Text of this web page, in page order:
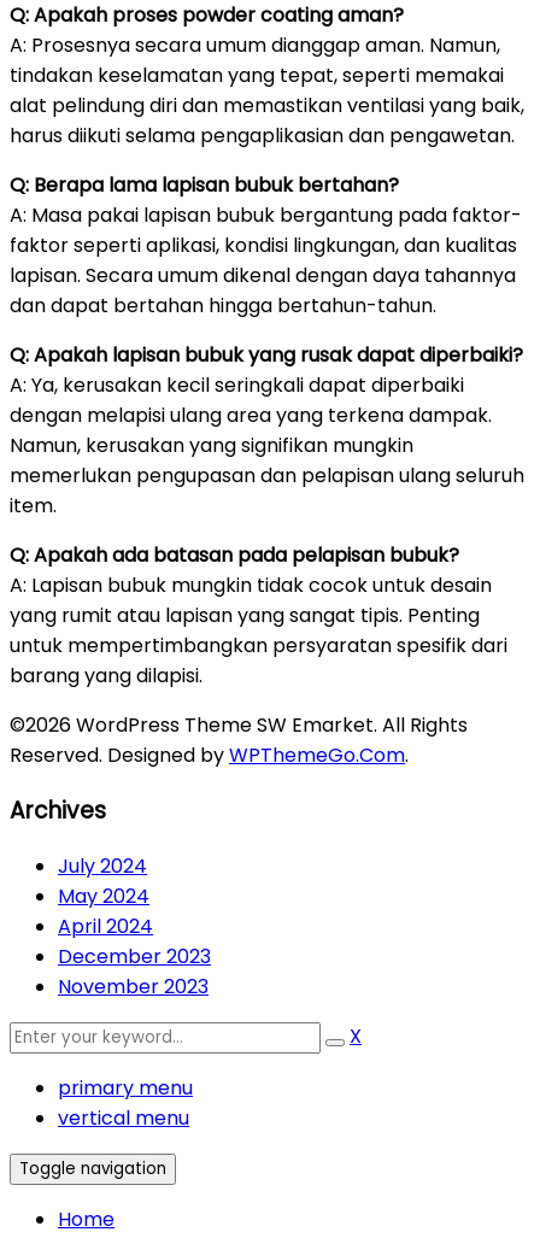
Q: Apakah proses powder coating aman?
A: Prosesnya secara umum dianggap aman. Namun,
tindakan keselamatan yang tepat, seperti memakai
alat pelindung diri dan memastikan ventilasi yang baik,
harus diikuti selama pengaplikasian dan pengawetan.
Q: Berapa lama lapisan bubuk bertahan?
A: Masa pakai lapisan bubuk bergantung pada faktor-
faktor seperti aplikasi, kondisi lingkungan, dan kualitas
lapisan. Secara umum dikenal dengan daya tahannya
dan dapat bertahan hingga bertahun-tahun.
Q: Apakah lapisan bubuk yang rusak dapat diperbaiki?
A: Ya, kerusakan kecil seringkali dapat diperbaiki
dengan melapisi ulang area yang terkena dampak.
Namun, kerusakan yang signifikan mungkin
memerlukan pengupasan dan pelapisan ulang seluruh
item.
Q: Apakah ada batasan pada pelapisan bubuk?
A: Lapisan bubuk mungkin tidak cocok untuk desain
yang rumit atau lapisan yang sangat tipis. Penting
untuk mempertimbangkan persyaratan spesifik dari
barang yang dilapisi.
©2026 WordPress Theme SW Emarket. All Rights
Reserved. Designed byWPThemeGo.Com.
Archives
July 2024
May 2024
April 2024
December 2023
November 2023
X
primary menu
vertical menu
Toggle navigation
Home